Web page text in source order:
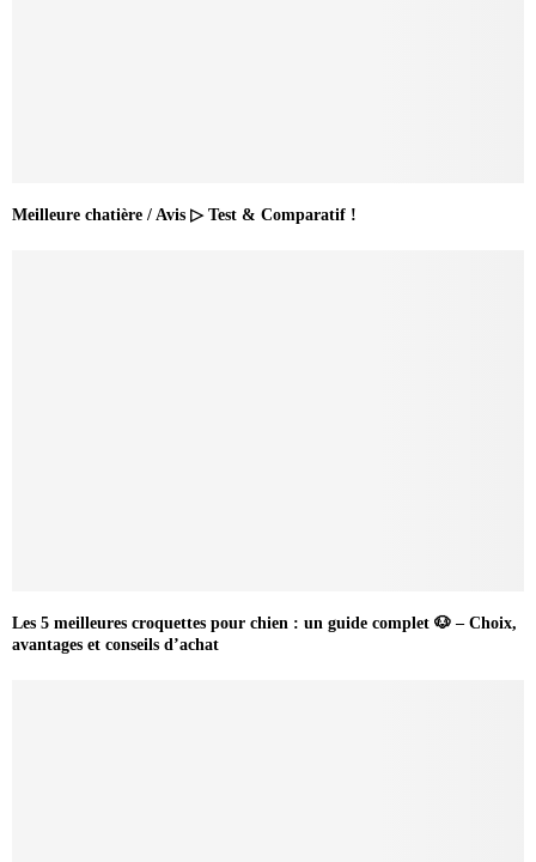
Meilleure chatière / Avis ▷ Test & Comparatif !
Les 5 meilleures croquettes pour chien : un guide complet 🐶 – Choix,
avantages et conseils d’achat